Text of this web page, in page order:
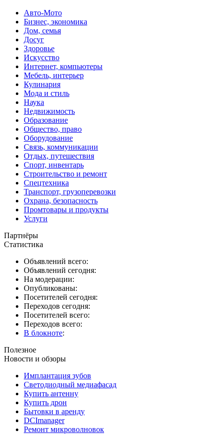
Авто-Мото
Бизнес, экономика
Дом, семья
Досуг
Здоровье
Искусство
Интернет, компьютеры
Мебель, интерьер
Кулинария
Мода и стиль
Наука
Недвижимость
Образование
Общество, право
Оборудование
Связь, коммуникации
Отдых, путешествия
Спорт, инвентарь
Строительство и ремонт
Спецтехника
Транспорт, грузоперевозки
Охрана, безопасность
Промтовары и продукты
Услуги
Партнёры
Статистика
Объявлений всего:
Объявлений сегодня:
На модерации:
Опубликованы:
Посетителей сегодня:
Переходов сегодня:
Посетителей всего:
Переходов всего:
В блокноте:
Полезное
Новости и обзоры
Имплантация зубов
Светодиодный медиафасад
Купить антенну
Купить дрон
Бытовки в аренду
DCImanager
Ремонт микроволновок